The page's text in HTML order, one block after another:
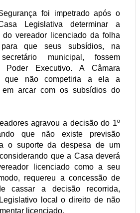
foi impetrado após o
Legislativa determinar a
do vereador licenciado da folha
que seus subsídios, na
municipal, fossem
Poder Executivo. A Câmara
que não competiria a ela a
em arcar com os subsídios do
agravou a decisão do 1º
que não existe previsão
o suporte da despesa de um
que a Casa deverá
licenciado como a seu
requereu a concessão de
cassar a decisão recorrida,
local o direito de não
licenciado.